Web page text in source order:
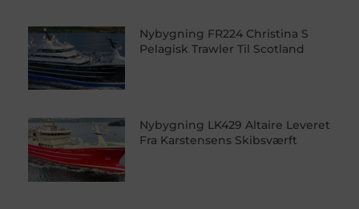
Nybygning FR224 Christina S
Pelagisk Trawler Til Scotland
Nybygning LK429 Altaire Leveret
Fra Karstensens Skibsværft